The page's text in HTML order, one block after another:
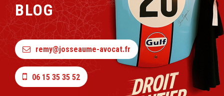
BLOG
remy@josseaume-avocat.fr
06 15 35 35 52